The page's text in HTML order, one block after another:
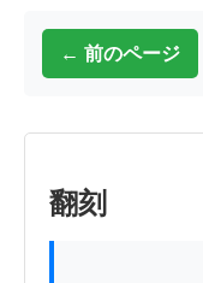
← 前のページ
翻刻